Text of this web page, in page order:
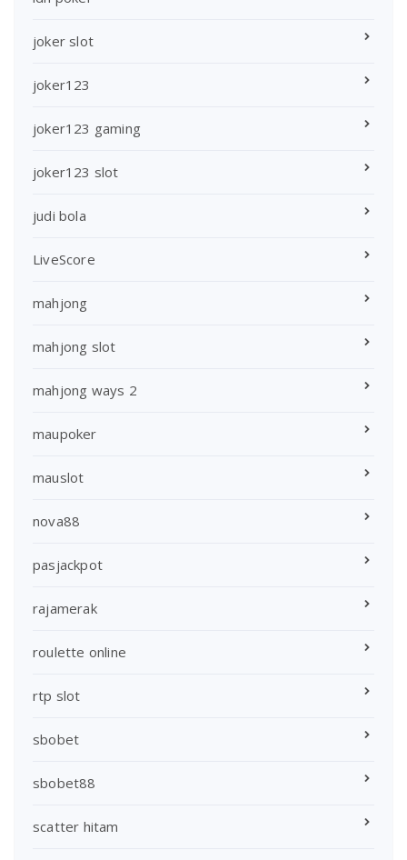
joker slot
joker123
joker123 gaming
joker123 slot
judi bola
LiveScore
mahjong
mahjong slot
mahjong ways 2
maupoker
mauslot
nova88
pasjackpot
rajamerak
roulette online
rtp slot
sbobet
sbobet88
scatter hitam